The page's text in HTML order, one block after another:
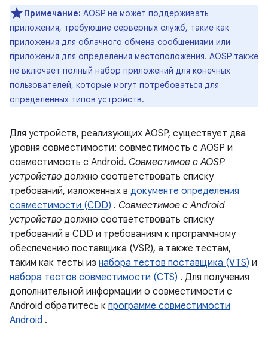
Примечание: AOSP не может поддерживать
приложения, требующие серверных служб, такие как
приложения для облачного обмена сообщениями или
приложения для определения местоположения. AOSP также
не включает полный набор приложений для конечных
пользователей, которые могут потребоваться для
определенных типов устройств.
Для устройств, реализующих AOSP, существует два
уровня совместимости: совместимость с AOSP и
совместимость с Android. Совместимое с AOSP
устройство должно соответствовать списку
требований, изложенных в документе определения
совместимости (CDD) . Совместимое с Android
устройство должно соответствовать списку
требований в CDD и требованиям к программному
обеспечению поставщика (VSR), а также тестам,
таким как тесты из набора тестов поставщика (VTS) и
набора тестов совместимости (CTS) . Для получения
дополнительной информации о совместимости с
Android обратитесь к программе совместимости
Android .